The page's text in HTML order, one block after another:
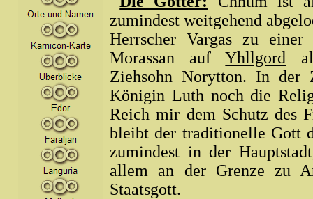
zumindest weitgehend
Herrscher Vargas zu
Morassan aufYhllgord
Ziehsohn Norytton. In der
Königin Luth noch die
Reich mir dem Schutz des
bleibt der traditionelle Gott
zumindest in der
allem an der Grenze zu
Staatsgott.